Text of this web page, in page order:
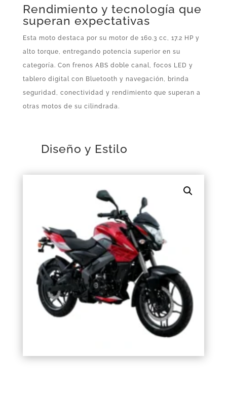
Rendimiento y tecnología que
superan expectativas
Esta moto destaca por su motor de 160.3 cc, 17.2 HP y
alto torque, entregando potencia superior en su
categoría. Con frenos ABS doble canal, focos LED y
tablero digital con Bluetooth y navegación, brinda
seguridad, conectividad y rendimiento que superan a
otras motos de su cilindrada.
Diseño y Estilo